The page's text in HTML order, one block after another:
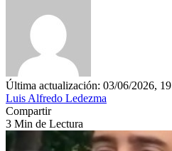
Última actualización: 03/06/2026, 19
Luis Alfredo Ledezma
Compartir
3 Min de Lectura